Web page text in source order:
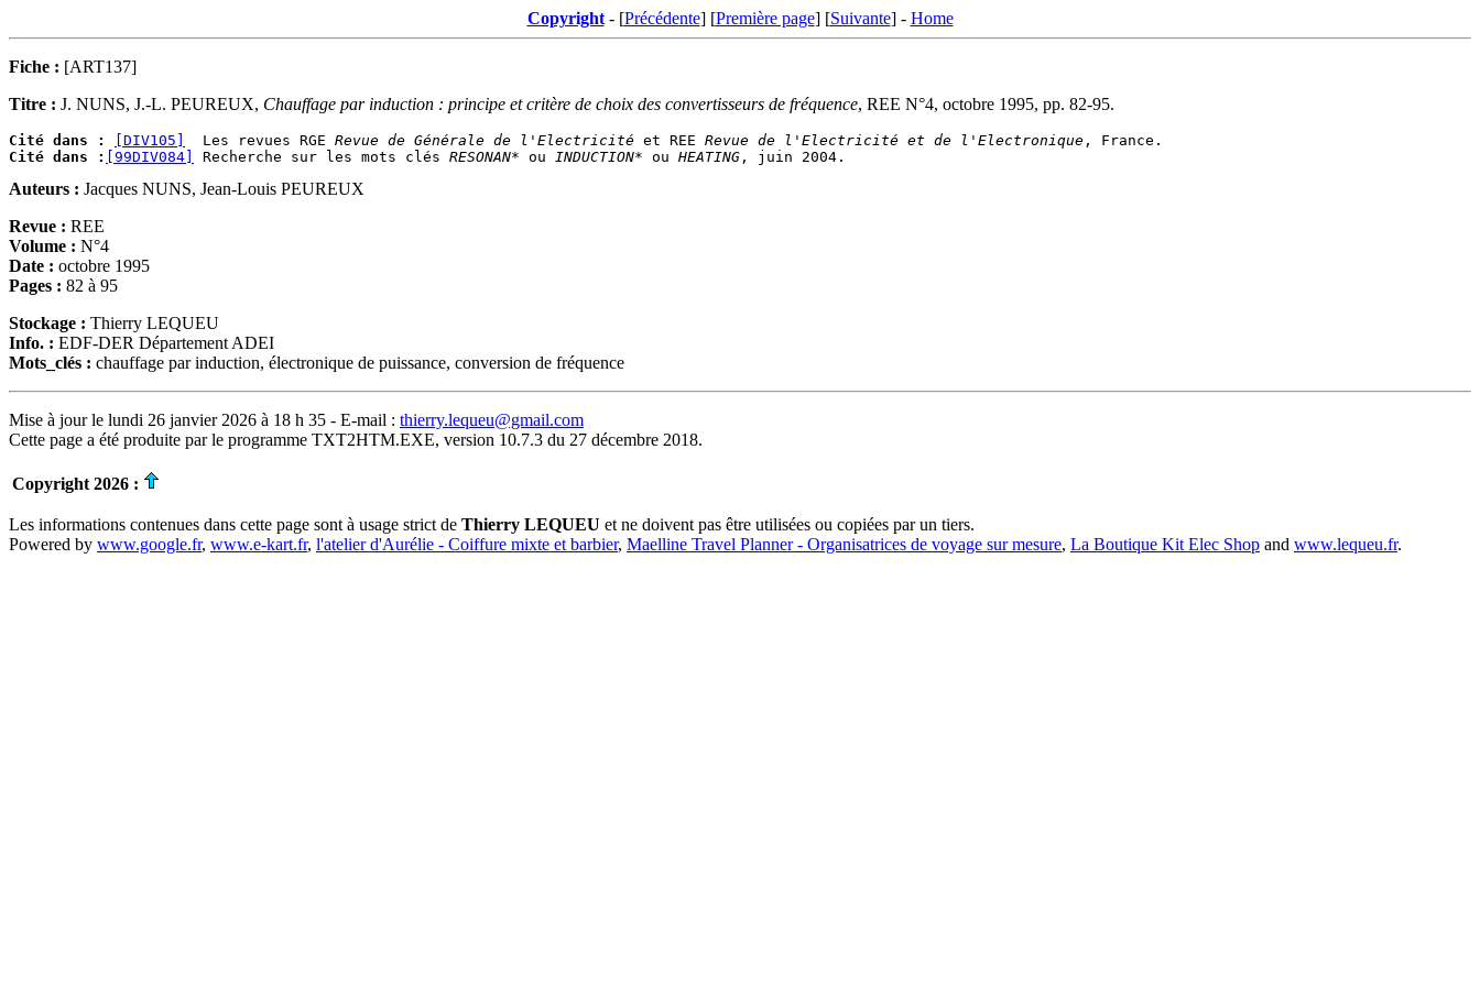
Copyright- [Précédente] [Première page] [Suivante] - Home
Fiche : [ART137]
Titre : J. NUNS, J.-L. PEUREUX, Chauffage par induction : principe et critère de choix des convertisseurs de fréquence, REE N°4, octobre 1995, pp. 82-95.
Cité dans : [DIV105]
  Les revues RGE
Revue de Générale de l'Electricité et REE Revue de l'Electricité et de l'Electronique
Cité dans :
[99DIV084] Recherche sur les mots clés RESONAN* ou INDUCTION* ou HEATING
Auteurs : Jacques NUNS, Jean-Louis PEUREUX
Revue : REE
Volume : N°4
Date : octobre 1995
Pages : 82 à 95
Stockage : Thierry LEQUEU
Info. : EDF-DER Département ADEI
Mots_clés : chauffage par induction, électronique de puissance, conversion de fréquence
Mise à jour le lundi 26 janvier 2026 à 18 h 35 - E-mail : thierry.lequeu@gmail.com
Cette page a été produite par le programme TXT2HTM.EXE, version 10.7.3 du 27 décembre 2018.
Copyright 2026 :
Les informations contenues dans cette page sont à usage strict de Thierry LEQUEU et ne doivent pas être utilisées ou copiées par un tiers.
Powered by www.google.fr, www.e-kart.fr, l'atelier d'Aurélie - Coiffure mixte et barbier, Maelline Travel Planner - Organisatrices de voyage sur mesure, La Boutique Kit Elec Shop and www.lequeu.fr.